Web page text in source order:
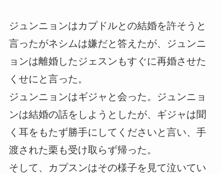
ジュンニョンはカプドルとの結婚を許そうと
言ったがネシムは嫌だと答えたが、ジュンニ
ョンは離婚したジェスンもすぐに再婚させた
くせにと言った。
ジュンニョンはギジャと会った。ジュンニョ
ンは結婚の話をしようとしたが、ギジャは聞
く耳をもたず勝手にしてくださいと言い、手
渡された栗も受け取らず帰った。
そして、カプスンはその様子を見て泣いてい